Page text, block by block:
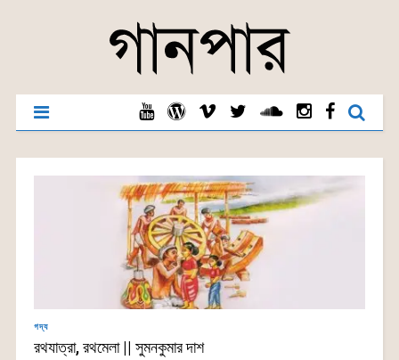
গদ্য
রথযাত্রা, রথমেলা || সুমনকুমার দাশ